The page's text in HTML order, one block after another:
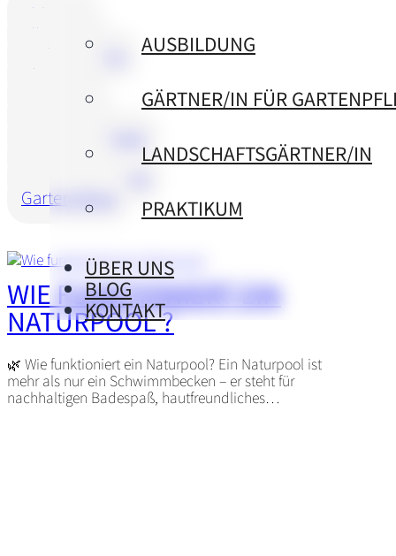
AUSBILDUNG
GÄRTNER/IN FÜR
LANDSCHAFTSGÄRTNER/IN
PRAKTIKUM
ÜBER UNS
BLOG
KONTAKT
Aldingen
Allgemein
Bad Dürrheim
Blumberg
Brunnen
Gartenbau
Gartenpflege
WIE FUNKTIONIERT EIN
NATURPOOL ?
🌿 Wie funktioniert ein Naturpool? Ein Naturpool ist
mehr als nur ein Schwimmbecken – er steht für
nachhaltigen Badespaß, hautfreundliches…